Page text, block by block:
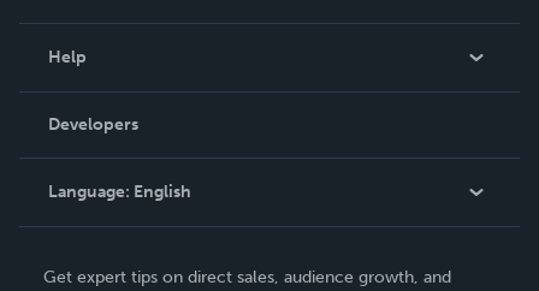
Podcast
Help
Order Lookup
Knowledge Base
Contact Support
Developers
Language: English
Get expert tips on direct sales, audience growth, and